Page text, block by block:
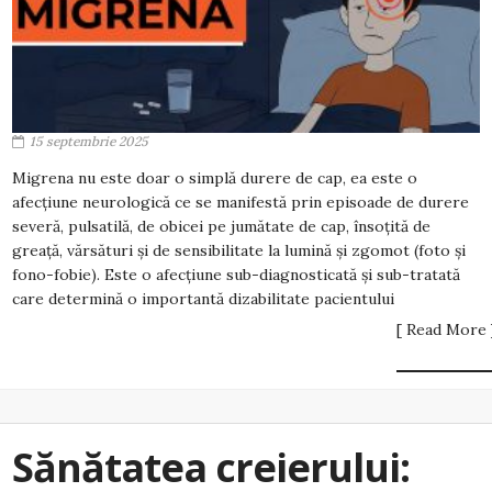
15 septembrie 2025
Migrena nu este doar o simplă durere de cap, ea este o
afecțiune neurologică ce se manifestă prin episoade de durere
severă, pulsatilă, de obicei pe jumătate de cap, însoțită de
greață, vărsături și de sensibilitate la lumină și zgomot (foto și
fono-fobie). Este o afecțiune sub-diagnosticată și sub-tratată
care determină o importantă dizabilitate pacientului
[ Read More
Sănătatea creierului: